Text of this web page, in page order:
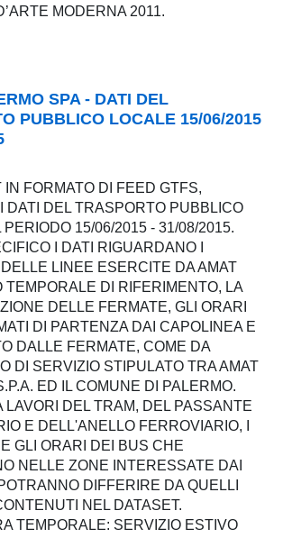
MODERNA 2011.
SPA - DATI DEL
PUBBLICO LOCALE 15/06/2015
IN FORMATO DI FEED GTFS,
DATI DEL TRASPORTO PUBBLICO
PERIODO 15/06/2015 - 31/08/2015.
I DATI RIGUARDANO I
LINEE ESERCITE DA AMAT
TEMPORALE DI RIFERIMENTO, LA
DELLE FERMATE, GLI ORARI
DI PARTENZA DAI CAPOLINEA E
DALLE FERMATE, COME DA
DI SERVIZIO STIPULATO TRA AMAT
ED IL COMUNE DI PALERMO.
LAVORI DEL TRAM, DEL PASSANTE
E DELL'ANELLO FERROVIARIO, I
GLI ORARI DEI BUS CHE
NELLE ZONE INTERESSATE DAI
DIFFERIRE DA QUELLI
NEL DATASET.
TEMPORALE: SERVIZIO ESTIVO